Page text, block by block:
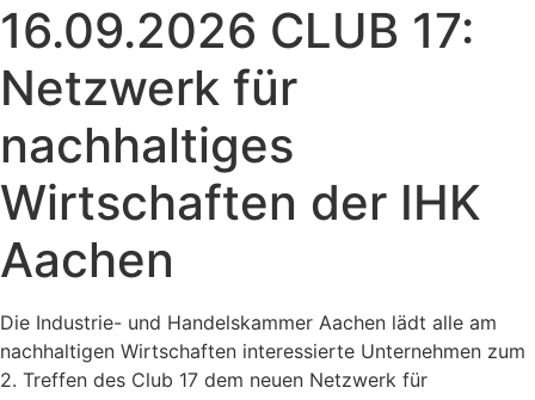
16.09.2026 CLUB 17:
Netzwerk für
nachhaltiges
Wirtschaften der IHK
Aachen
Die Industrie- und Handelskammer Aachen lädt alle am
nachhaltigen Wirtschaften interessierte Unternehmen zum
2. Treffen des Club 17 dem neuen Netzwerk für